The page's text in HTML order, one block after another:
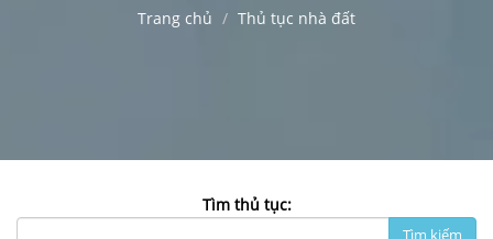
TỤC
Trang chủ Thủ tục nhà đất
Tìm thủ tục: